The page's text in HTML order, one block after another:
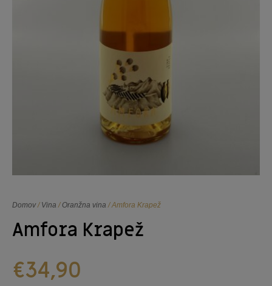
Domov/ Vina / Oranžna vina / Amfora Krapež
Amfora Krapež
€34,90